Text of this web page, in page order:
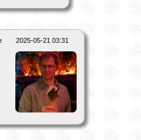
2025-05-21 03:31